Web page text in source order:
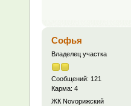
Софья
Владелец участка
Сообщений: 121
Карма: 4
ЖК Novoрижский